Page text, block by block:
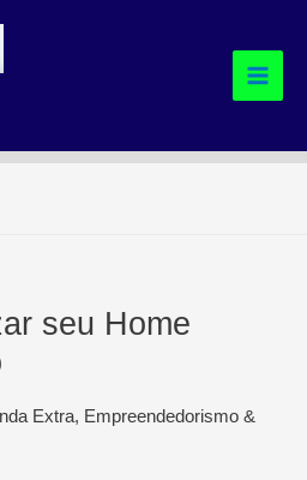
seu Home
Extra, Empreendedorismo &